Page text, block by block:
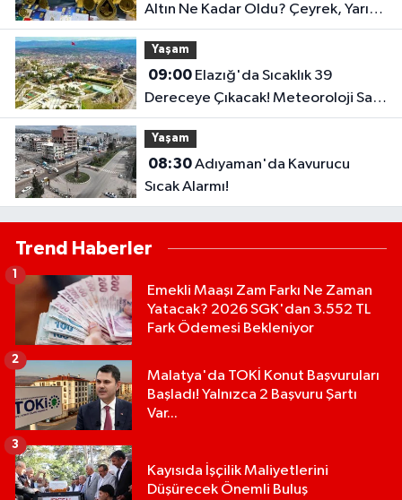
Altın Ne Kadar Oldu? Çeyrek, Yarım
ve Ata Altın Kaç TL?
Yaşam
09:00Elazığ'da Sıcaklık 39
Dereceye Çıkacak! Meteoroloji Saat
Vererek Uyardı..
Yaşam
08:30Adıyaman'da Kavurucu
Sıcak Alarmı!
Trend Haberler
Emekli Maaşı Zam Farkı Ne Zaman
Yatacak? 2026 SGK'dan 3.552 TL
Fark Ödemesi Bekleniyor
1
Malatya'da TOKİ Konut Başvuruları
Başladı! Yalnızca 2 Başvuru Şartı
Var...
2
Kayısıda İşçilik Maliyetlerini
Düşürecek Önemli Buluş
3